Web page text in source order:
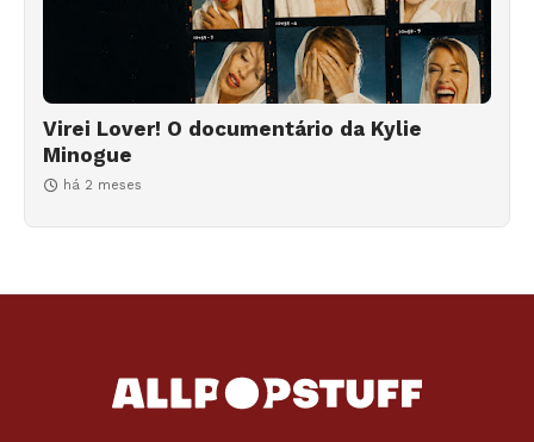
Virei Lover! O documentário da Kylie
Minogue
há 2 meses